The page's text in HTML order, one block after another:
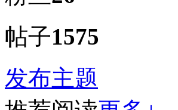
帖子1575
发布主题